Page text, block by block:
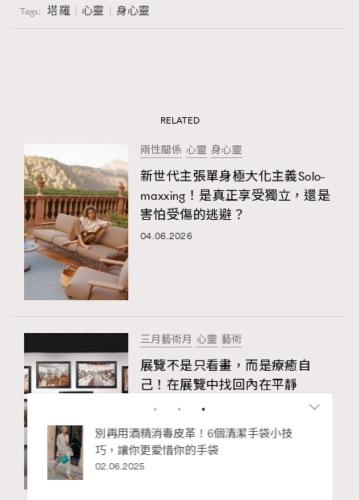
Tags: 塔羅 心靈 身心靈
RELATED
兩性關係 心靈 身心靈
新世代主張單身極大化主義Solo-
maxxing！是真正享受獨立，還是
害怕受傷的逃避？
04.06.2026
三月藝術月 心靈 藝術
展覽不是只看畫，而是療癒自
己！在展覽中找回內在平靜
26.03.2026